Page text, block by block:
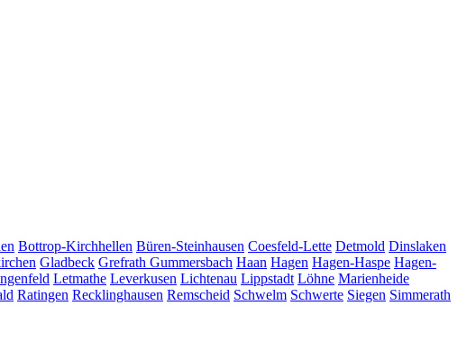
Bottrop-Kirchhellen Büren-Steinhausen Coesfeld-Lette Detmold Dinslaken
Gladbeck Grefrath Gummersbach Haan Hagen Hagen-Haspe Hagen-
Letmathe Leverkusen Lichtenau Lippstadt Löhne Marienheide
Ratingen Recklinghausen Remscheid Schwelm Schwerte Siegen Simmerath